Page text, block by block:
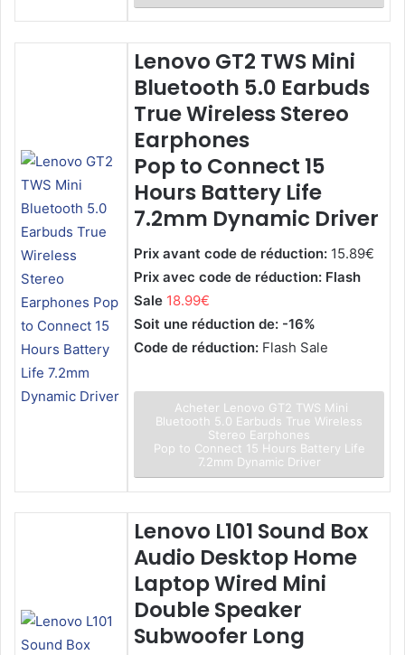
Lenovo GT2 TWS Mini
Bluetooth 5.0 Earbuds
True Wireless Stereo
Earphones
Pop to Connect 15
Hours Battery Life
7.2mm Dynamic Driver
Prix avant code de réduction: 15.89€
Prix avec code de réduction: Flash
Sale 18.99€
Soit une réduction de: -16%
Code de réduction: Flash Sale
Acheter Lenovo GT2 TWS Mini
Bluetooth 5.0 Earbuds True Wireless
Stereo Earphones
Pop to Connect 15 Hours Battery Life
7.2mm Dynamic Driver
Lenovo L101 Sound Box
Audio Desktop Home
Laptop Wired Mini
Double Speaker
Subwoofer Long